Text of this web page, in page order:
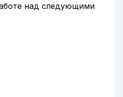
над следующими